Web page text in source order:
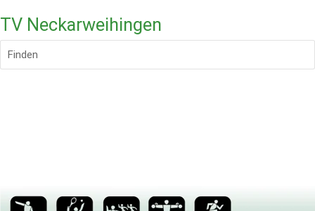
TV Neckarweihingen
Finden